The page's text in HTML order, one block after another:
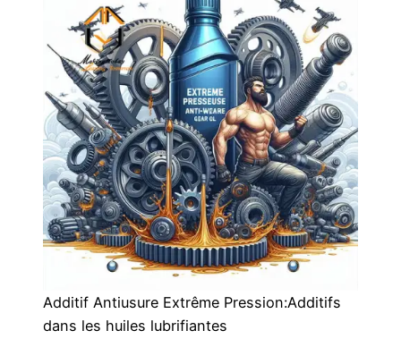
Additif Antiusure Extrême Pression:Additifs
dans les huiles lubrifiantes